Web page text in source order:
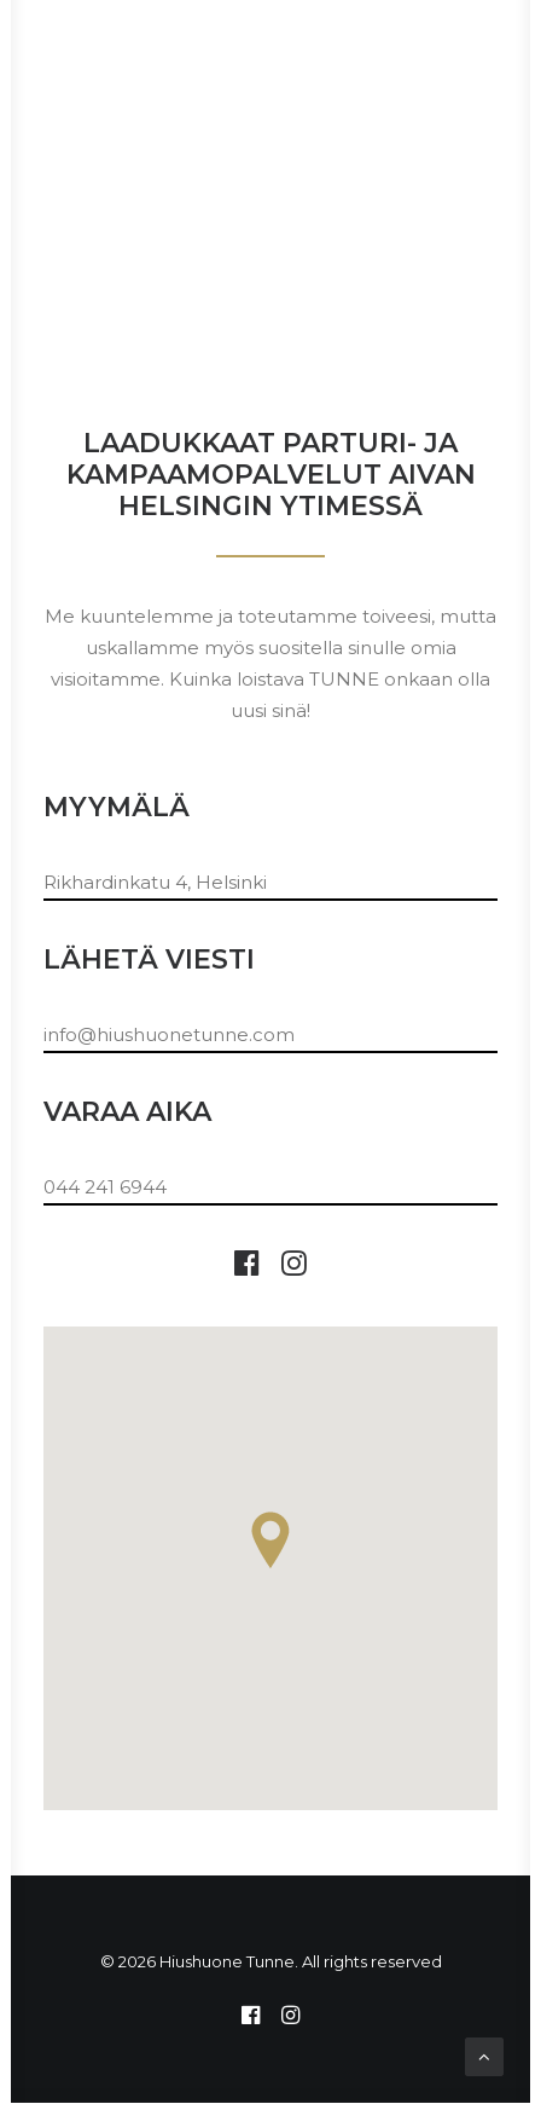
LAADUKKAAT PARTURI- JA
KAMPAAMOPALVELUT AIVAN
HELSINGIN YTIMESSÄ
Me kuuntelemme ja toteutamme toiveesi, mutta
uskallamme myös suositella sinulle omia
visioitamme. Kuinka loistava TUNNE onkaan olla
uusi sinä!
MYYMÄLÄ
Rikhardinkatu 4, Helsinki
LÄHETÄ VIESTI
info@hiushuonetunne.com
VARAA AIKA
044 241 6944
© 2026 Hiushuone Tunne. All rights reserved